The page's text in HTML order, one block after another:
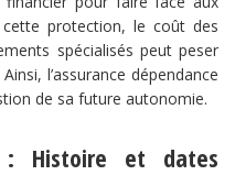
protection, le coût des
spécialisés peut peser
l’assurance dépendance
de sa future autonomie.
: Histoire et dates